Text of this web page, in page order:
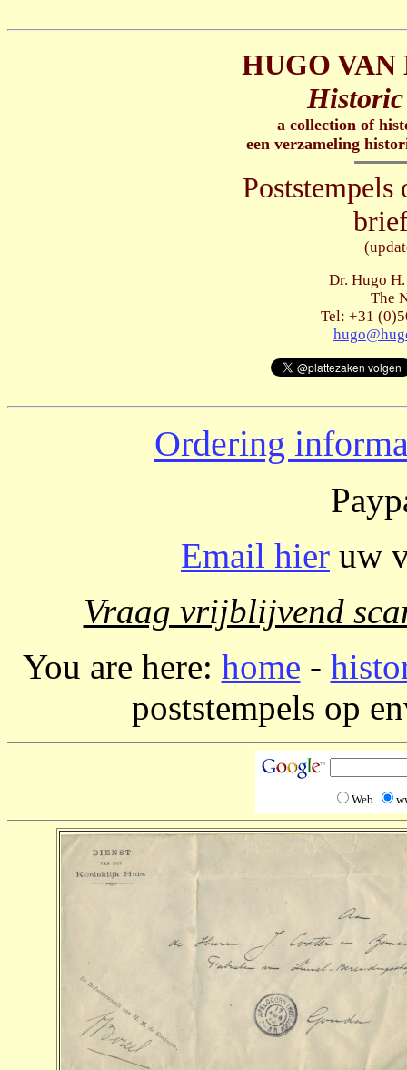
HUGO
Historic
a collection of
een verzameling
Poststempels
Dr. Hugo
The
Tel: +31
Ordering
Email hier uw
Vraag vrijblijvend
You are here: home -
poststempels op
Web